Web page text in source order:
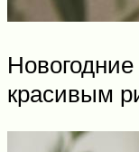
красивым